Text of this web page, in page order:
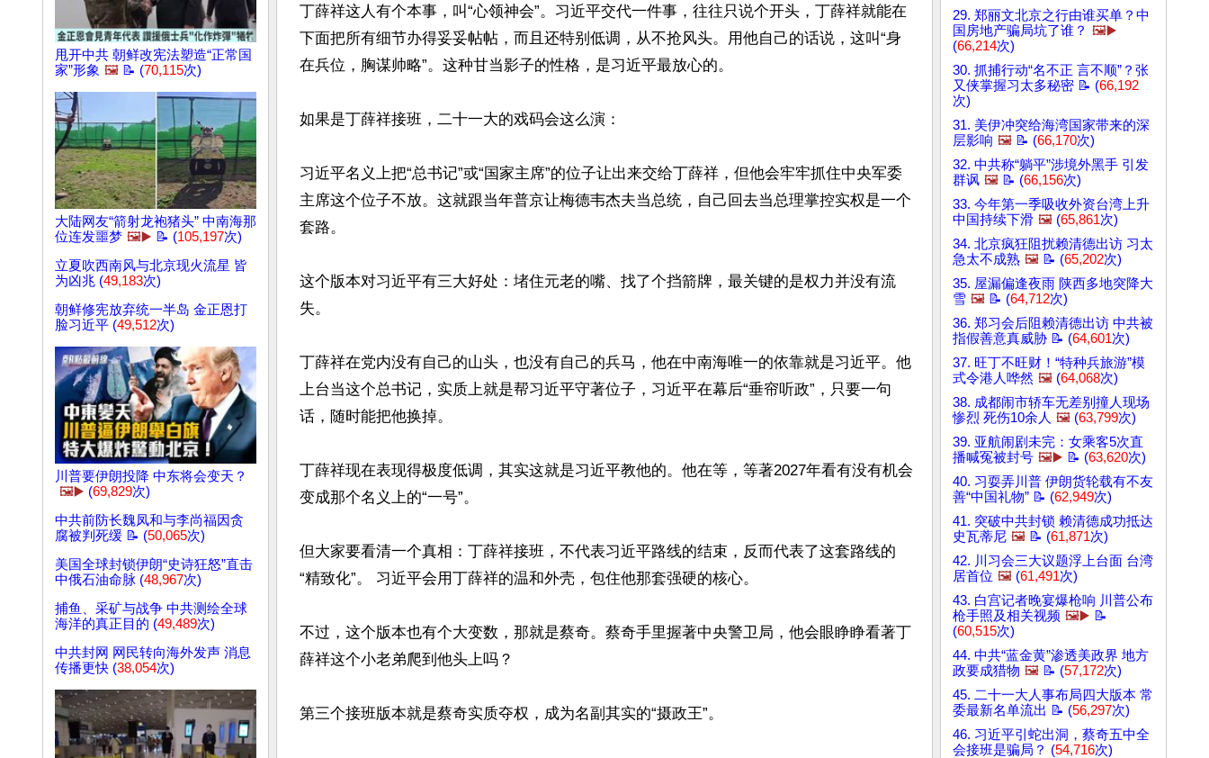
甩开中共 朝鲜改宪法塑造“正常国
家”形象 🖼️ 📝 (70,115次)
大陆网友“箭射龙袍猪头” 中南海那
位连发噩梦 🖼️▶️ 📝 (105,197次)
立夏吹西南风与北京现火流星 皆
为凶兆 (49,183次)
朝鲜修宪放弃统一半岛 金正恩打
脸习近平 (49,512次)
川普要伊朗投降 中东将会变天？
🖼️▶️ (69,829次)
中共前防长魏凤和与李尚福因贪
腐被判死缓 📝 (50,065次)
美国全球封锁伊朗“史诗狂怒”直击
中俄石油命脉 (48,967次)
捕鱼、采矿与战争 中共测绘全球
海洋的真正目的 (49,489次)
中共封网 网民转向海外发声 消息
传播更快 (38,054次)
丁薛祥这人有个本事，叫“心领神会”。习近平交代一件事，往往只说个开头，丁薛祥就能在
下面把所有细节办得妥妥帖帖，而且还特别低调，从不抢风头。用他自己的话说，这叫“身
在兵位，胸谋帅略”。这种甘当影子的性格，是习近平最放心的。
如果是丁薛祥接班，二十一大的戏码会这么演：
习近平名义上把“总书记”或“国家主席”的位子让出来交给丁薛祥，但他会牢牢抓住中央军委
主席这个位子不放。这就跟当年普京让梅德韦杰夫当总统，自己回去当总理掌控实权是一个
套路。
这个版本对习近平有三大好处：堵住元老的嘴、找了个挡箭牌，最关键的是权力并没有流
失。
丁薛祥在党内没有自己的山头，也没有自己的兵马，他在中南海唯一的依靠就是习近平。他
上台当这个总书记，实质上就是帮习近平守著位子，习近平在幕后“垂帘听政”，只要一句
话，随时能把他换掉。
丁薛祥现在表现得极度低调，其实这就是习近平教他的。他在等，等著2027年看有没有机会
变成那个名义上的“一号”。
但大家要看清一个真相：丁薛祥接班，不代表习近平路线的结束，反而代表了这套路线的
“精致化”。 习近平会用丁薛祥的温和外壳，包住他那套强硬的核心。
不过，这个版本也有个大变数，那就是蔡奇。蔡奇手里握著中央警卫局，他会眼睁睁看著丁
薛祥这个小老弟爬到他头上吗？
第三个接班版本就是蔡奇实质夺权，成为名副其实的“摄政王”。
29. 郑丽文北京之行由谁买单？中
国房地产骗局坑了谁？ 🖼️▶️
(66,214次)
30. 抓捕行动“名不正 言不顺”？张
又侠掌握习太多秘密 📝 (66,192
次)
31. 美伊冲突给海湾国家带来的深
层影响 🖼️ 📝 (66,170次)
32. 中共称“躺平”涉境外黑手 引发
群讽 🖼️ 📝 (66,156次)
33. 今年第一季吸收外资台湾上升
中国持续下滑 🖼️ (65,861次)
34. 北京疯狂阻扰赖清德出访 习太
急太不成熟 🖼️ 📝 (65,202次)
35. 屋漏偏逢夜雨 陕西多地突降大
雪 🖼️ 📝 (64,712次)
36. 郑习会后阻赖清德出访 中共被
指假善意真威胁 📝 (64,601次)
37. 旺丁不旺财！“特种兵旅游”模
式令港人哗然 🖼️ (64,068次)
38. 成都闹市轿车无差别撞人现场
惨烈 死伤10余人 🖼️ (63,799次)
39. 亚航闹剧未完：女乘客5次直
播喊冤被封号 🖼️▶️ 📝 (63,620次)
40. 习耍弄川普 伊朗货轮载有不友
善“中国礼物” 📝 (62,949次)
41. 突破中共封锁 赖清德成功抵达
史瓦蒂尼 🖼️ 📝 (61,871次)
42. 川习会三大议题浮上台面 台湾
居首位 🖼️ (61,491次)
43. 白宫记者晚宴爆枪响 川普公布
枪手照及相关视频 🖼️▶️ 📝
(60,515次)
44. 中共“蓝金黄”渗透美政界 地方
政要成猎物 🖼️ 📝 (57,172次)
45. 二十一大人事布局四大版本 常
委最新名单流出 📝 (56,297次)
46. 习近平引蛇出洞，蔡奇五中全
会接班是骗局？ (54,716次)